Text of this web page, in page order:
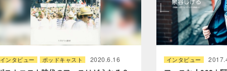
インタビュー ポッドキャスト 2020.6.16 インタビュー